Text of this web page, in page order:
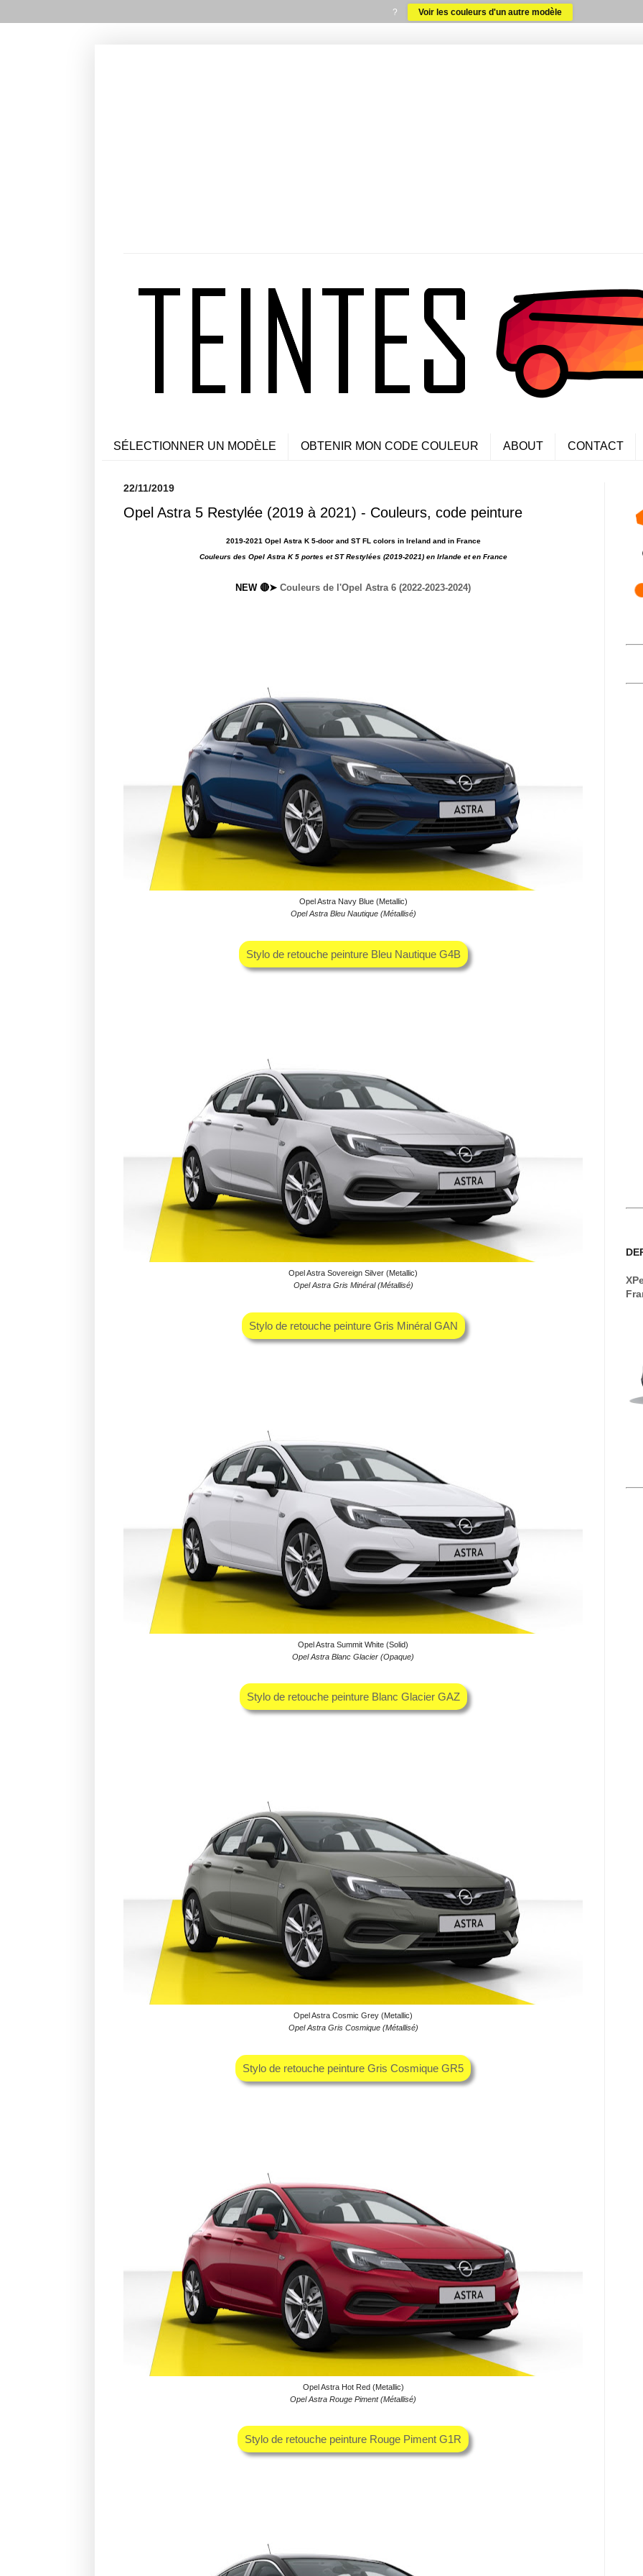
SÉLECTIONNER UN MODÈLE OBTENIR MON CODE COULEUR ABOUT CONTACT
22/11/2019
Opel Astra 5 Restylée (2019 à 2021) - Couleurs, code peinture
2019-2021 Opel Astra K 5-door and ST FL colors in Ireland and in France
Couleurs des Opel Astra K 5 portes et ST Restylées (2019-2021) en Irlande et en France
NEW 🔴➤ Couleurs de l'Opel Astra 6 (2022-2023-2024)
Opel Astra Navy Blue (Metallic)
Opel Astra Bleu Nautique (Métallisé)
Stylo de retouche peinture Bleu Nautique G4B
Opel Astra Sovereign Silver (Metallic)
Opel Astra Gris Minéral (Métallisé)
Stylo de retouche peinture Gris Minéral GAN
Opel Astra Summit White (Solid)
Opel Astra Blanc Glacier (Opaque)
Stylo de retouche peinture Blanc Glacier GAZ
Opel Astra Cosmic Grey (Metallic)
Opel Astra Gris Cosmique (Métallisé)
Stylo de retouche peinture Gris Cosmique GR5
Opel Astra Hot Red (Metallic)
Opel Astra Rouge Piment (Métallisé)
Stylo de retouche peinture Rouge Piment G1R
? Voir les couleurs d'un autre modèle